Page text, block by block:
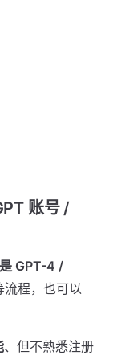
账号 /
GPT-4 /
程，也可以
、但不熟悉注册